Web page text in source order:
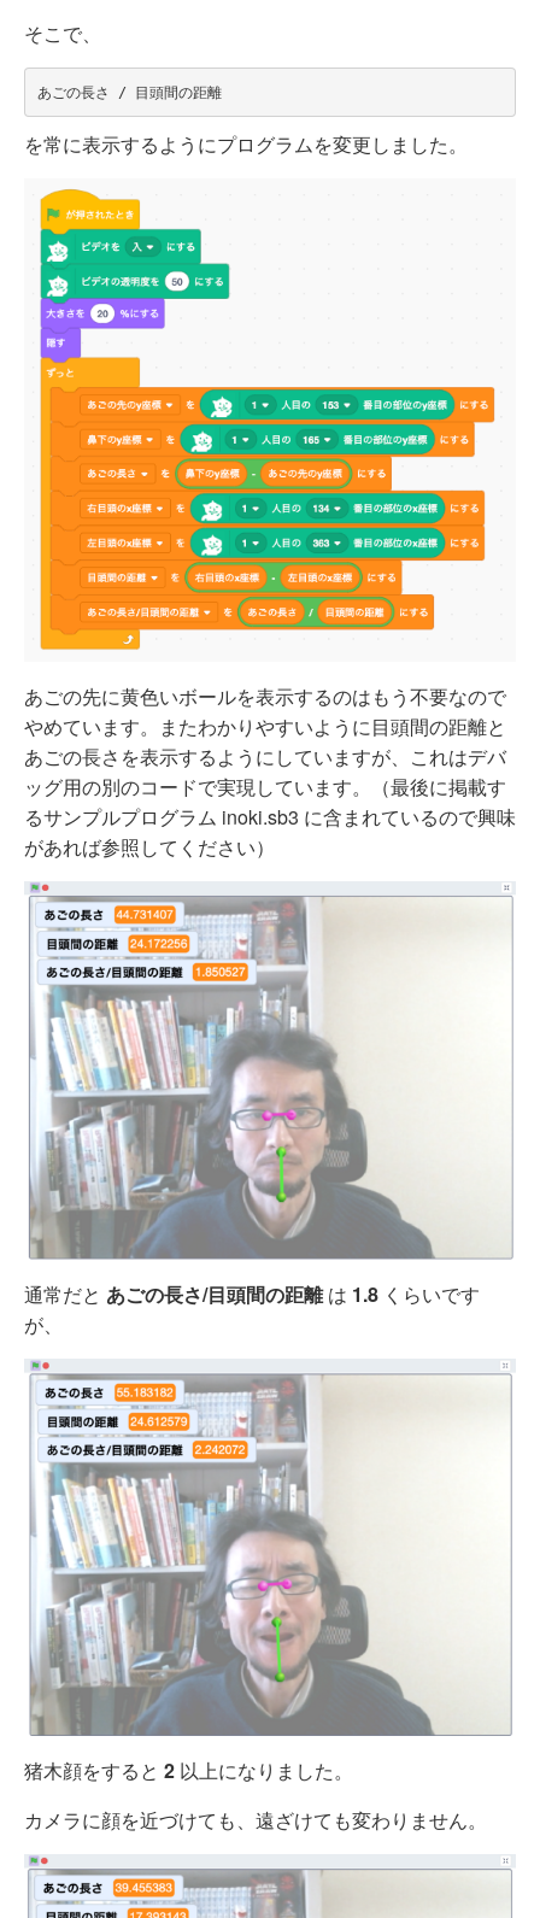
そこで、
あごの長さ / 目頭間の距離
を常に表示するようにプログラムを変更しました。
あごの先に黄色いボールを表示するのはもう不要なので
やめています。またわかりやすいように目頭間の距離と
あごの長さを表示するようにしていますが、これはデバ
ッグ用の別のコードで実現しています。（最後に掲載す
るサンプルプログラム inoki.sb3 に含まれているので興味
があれば参照してください）
通常だと あごの長さ/目頭間の距離は 1.8 くらいです
が、
猪木顔をすると 2 以上になりました。
カメラに顔を近づけても、遠ざけても変わりません。